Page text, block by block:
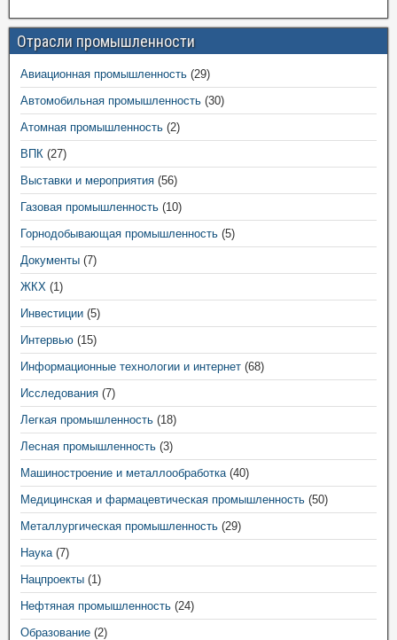
Отрасли промышленности
Авиационная промышленность (29)
Автомобильная промышленность (30)
Атомная промышленность (2)
ВПК (27)
Выставки и мероприятия (56)
Газовая промышленность (10)
Горнодобывающая промышленность (5)
Документы (7)
ЖКХ (1)
Инвестиции (5)
Интервью (15)
Информационные технологии и интернет (68)
Исследования (7)
Легкая промышленность (18)
Лесная промышленность (3)
Машиностроение и металлообработка(40)
Медицинская и фармацевтическая промышленность (50)
Металлургическая промышленность (29)
Наука(7)
Нацпроекты (1)
Нефтяная промышленность (24)
Образование (2)